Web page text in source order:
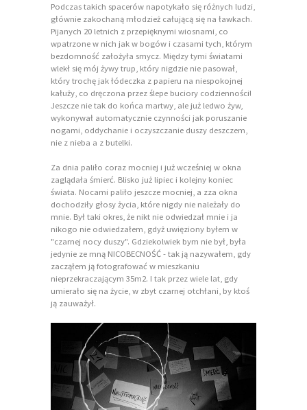
Podczas takich spacerów napotykało się różnych ludzi,
głównie zakochaną młodzież całującą się na ławkach.
Pijanych 20 letnich z przepięknymi wiosnami, co
wpatrzone w nich jak w bogów i czasami tych, którym
bezdomność założyła smycz. Między tymi światami
wlekł się mój żywy trup, który nigdzie nie pasował,
który trochę jak łódeczka z papieru na niespokojnej
kałuży, co dręczona przez ślepe buciory codzienności!
Jeszcze nie tak do końca martwy, ale już ledwo żyw,
wykonywał automatycznie czynności jak poruszanie
nogami, oddychanie i oczyszczanie duszy deszczem,
nie z nieba a z butelki.
Za dnia paliło coraz mocniej i już wcześniej w okna
zaglądała śmierć. Blisko już lipiec i kolejny koniec
świata. Nocami paliło jeszcze mocniej, a zza okna
dochodziły głosy życia, które nigdy nie należały do
mnie. Był taki okres, że nikt nie odwiedzał mnie i ja
nikogo nie odwiedzałem, gdyż uwięziony byłem w
"czarnej nocy duszy". Gdziekolwiek bym nie był, była
jedynie ze mną NICOBECNOŚĆ - tak ją nazywałem, gdy
zacząłem ją fotografować w mieszkaniu
nieprzekraczającym 35m2. I tak przez wiele lat, gdy
umierało się na życie, w zbyt czarnej otchłani, by ktoś
ją zauważył.